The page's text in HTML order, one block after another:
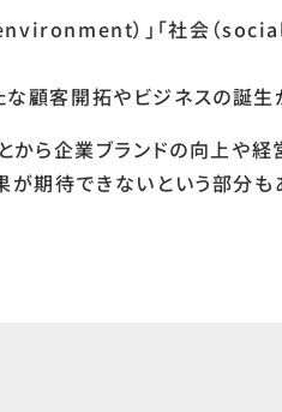
）」「社会（social
顧客開拓やビジネスの誕生
から企業ブランドの向上や
期待できないという部分も